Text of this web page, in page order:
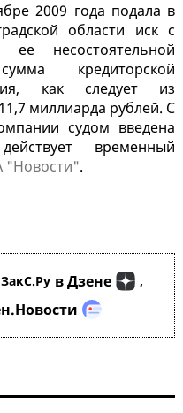
2009 года подала в
области иск с
несостоятельной
кредиторской
как следует из
миллиарда рублей. С
судом введена
временный
"Новости".
в Дзене ,